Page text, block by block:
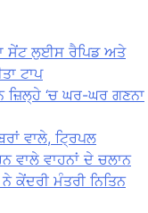
ਸੇਂਟ ਲੁਈਸ ਰੈਪਿਡ ਅਤੇ
ਟਾਪ
‘ਚ ਘਰ-ਘਰ ਗਣਨਾ
ਵਾਲੇ, ਟ੍ਰਿਪਲ
ਵਾਲੇ ਵਾਹਨਾਂ ਦੇ ਚਲਾਨ
ਕੇਂਦਰੀ ਮੰਤਰੀ ਨਿਤਿਨ